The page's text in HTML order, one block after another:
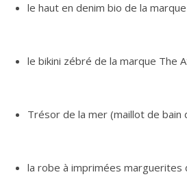
le haut en denim bio de la
le bikini zébré de la marque The
Trésor de la mer (maillot de bain
la robe à imprimées marguerites